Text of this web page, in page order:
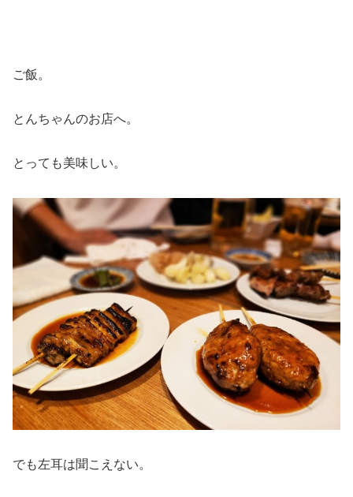
ご飯。
とんちゃんのお店へ。
とっても美味しい。
でも左耳は聞こえない。